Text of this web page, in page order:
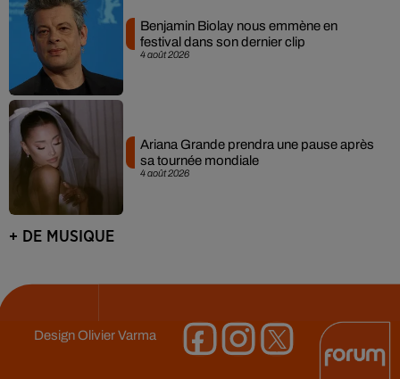
4 août 2026
Benjamin Biolay nous emmène en
festival dans son dernier clip
4 août 2026
Ariana Grande prendra une pause après
sa tournée mondiale
+ DE MUSIQUE
DesignOlivier Varma